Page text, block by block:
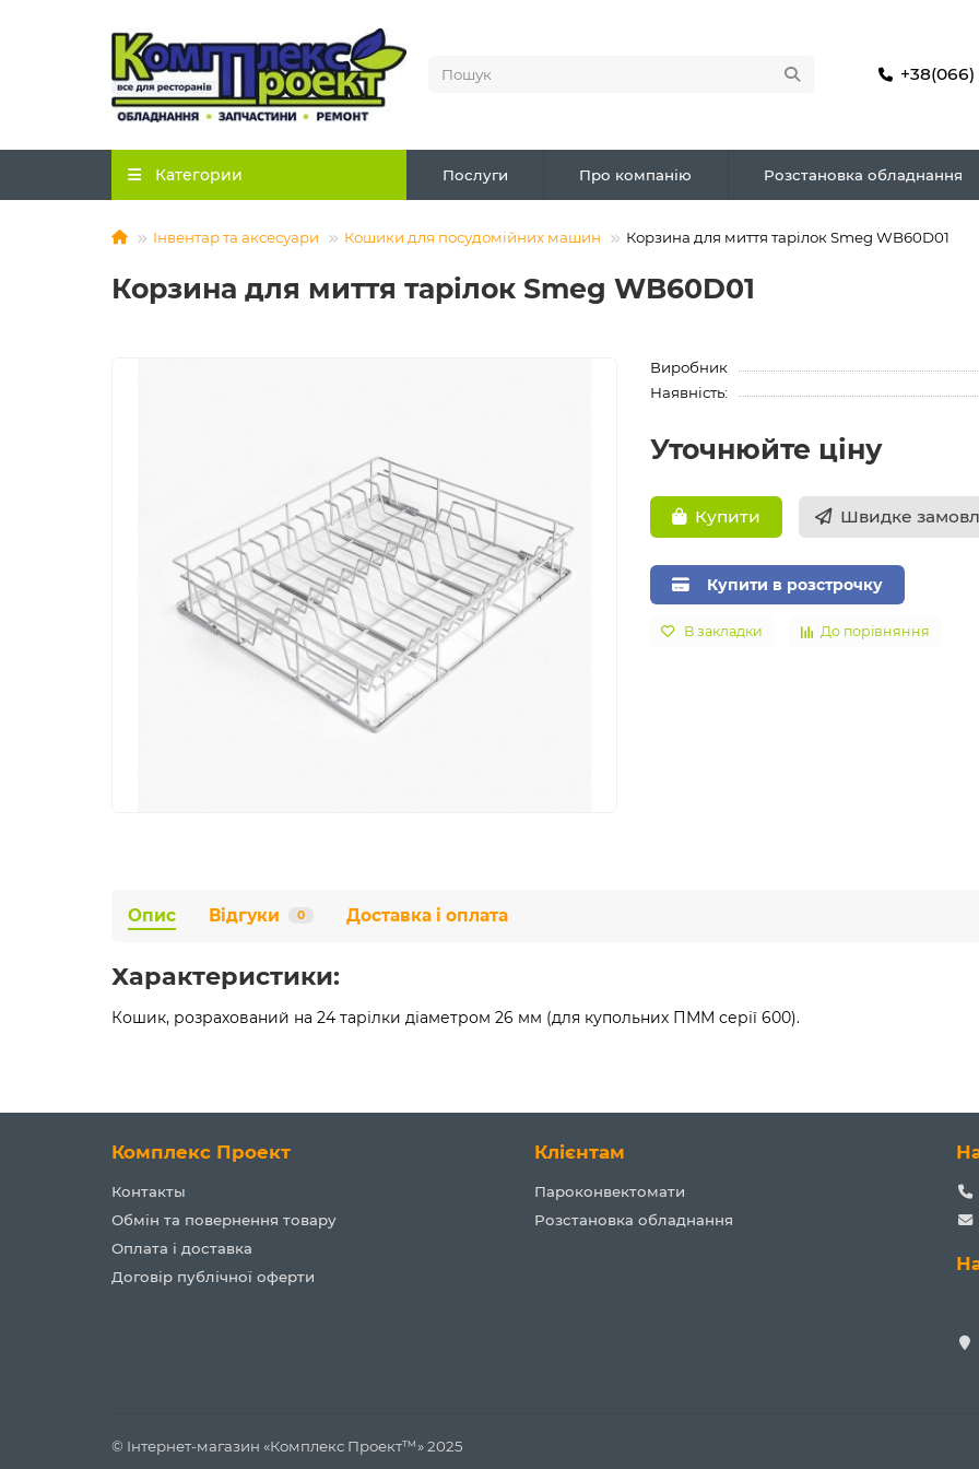
+38(066)
Категории Послуги Про компанію Розстановка обладнання
Інвентар та аксесуари Кошики для посудомійних машин Корзина для миття тарілок Smeg WB60D01
Корзина для миття тарілок Smeg WB60D01
Виробник
Наявність:
Уточнюйте ціну
Купити Швидке
Купити в розстрочку
В закладки До порівняння
Опис Відгуки 0 Доставка і оплата
Характеристики:
Кошик, розрахований на 24 тарілки діаметром 26 мм (для купольних ПММ серії 600).
Комплекс Проект
Контакты
Обмін та повернення товару
Оплата і доставка
Договір публічної оферти
Клієнтам
Пароконвектомати
Розстановка обладнання
© Інтернет-магазин «Комплекс Проект™» 2025